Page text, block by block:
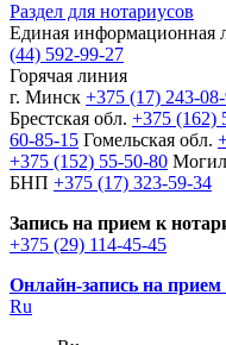
Раздел для нотариусов
Единая информационная
(44) 592-99-27
Горячая линия
г. Минск +375 (17) 243-
Брестская обл. +375 (162)
60-85-15 Гомельская обл.
+375 (152) 55-50-80
БНП +375 (17) 323-59-34
Запись на прием к
+375 (29) 114-45-45
Онлайн-запись на прием
Ru